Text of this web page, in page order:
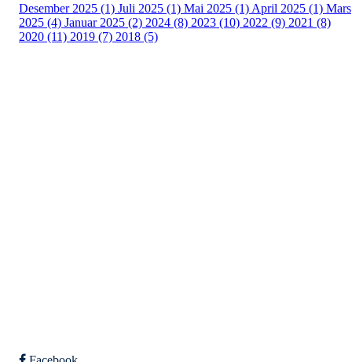
Desember 2025 (1) Juli 2025 (1) Mai 2025 (1) April 2025 (1) Mars
2025 (4) Januar 2025 (2) 2024 (8) 2023 (10) 2022 (9) 2021 (8)
2020 (11) 2019 (7) 2018 (5)